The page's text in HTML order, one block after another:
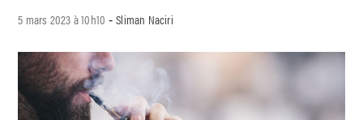
5 mars 2023 à 10h10 -Sliman Naciri